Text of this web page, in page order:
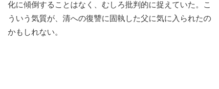
化に傾倒することはなく、むしろ批判的に捉えていた。こ
ういう気質が、清への復讐に固執した父に気に入られたの
かもしれない。